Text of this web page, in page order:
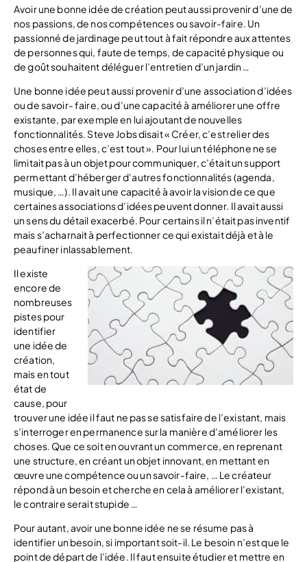
Avoir une bonne idée de création peut aussi provenir d’une de
nos passions, de nos compétences ou savoir-faire. Un
passionné de jardinage peut tout à fait répondre aux attentes
de personnes qui, faute de temps, de capacité physique ou
de goût souhaitent déléguer l’entretien d’un jardin …
Une bonne idée peut aussi provenir d’une association d’idées
ou de savoir- faire, ou d’une capacité à améliorer une offre
existante, par exemple en lui ajoutant de nouvelles
fonctionnalités. Steve Jobs disait « Créer, c’est relier des
choses entre elles, c’est tout ». Pour lui un téléphone ne se
limitait pas à un objet pour communiquer, c’était un support
permettant d’héberger d’autres fonctionnalités (agenda,
musique, …). Il avait une capacité à avoir la vision de ce que
certaines associations d’idées peuvent donner. Il avait aussi
un sens du détail exacerbé. Pour certains il n’était pas inventif
mais s’acharnait à perfectionner ce qui existait déjà et à le
peaufiner inlassablement.
Il existe
encore de
nombreuses
pistes pour
identifier
une idée de
création,
mais en tout
état de
cause, pour
trouver une idée il faut ne pas se satisfaire de l’existant, mais
s’interroger en permanence sur la manière d’améliorer les
choses. Que ce soit en ouvrant un commerce, en reprenant
une structure, en créant un objet innovant, en mettant en
œuvre une compétence ou un savoir-faire, … Le créateur
répond à un besoin et cherche en cela à améliorer l’existant,
le contraire serait stupide …
Pour autant, avoir une bonne idée ne se résume pas à
identifier un besoin, si important soit-il. Le besoin n’est que le
point de départ de l’idée. Il faut ensuite étudier et mettre en